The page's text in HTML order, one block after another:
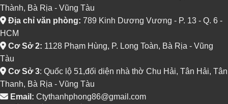
Thành, Bà Rịa - Vũng Tàu
Địa chỉ văn phòng: 789 Kinh Dương Vương - P. 13 - Q. 6 -
HCM
Cơ Sở 2: 1128 Phạm Hùng, P. Long Toàn, Bà Rịa - Vũng
Tàu
Cơ Sở 3: Quốc lộ 51,đối diện nhà thờ Chu Hải, Tân Hải, Tân
Thanh, Bà Rịa - Vũng Tàu
Email: Ctythanhphong86@gmail.com